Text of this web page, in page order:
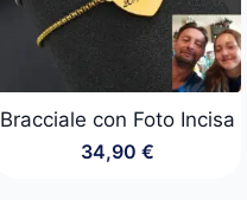
Bracciale con Foto Incisa
34,90 €